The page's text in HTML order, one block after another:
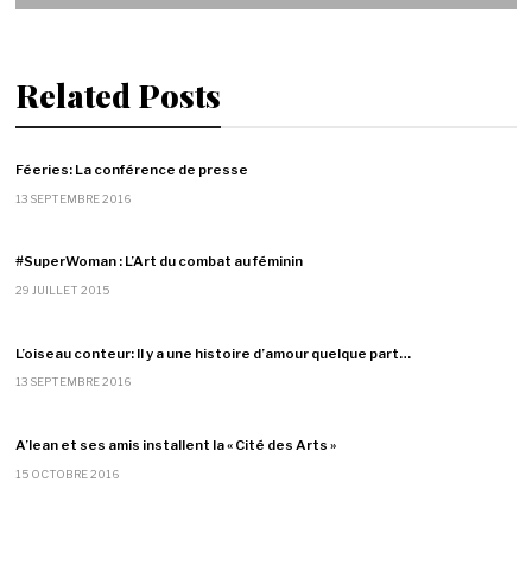
Related Posts
Féeries: La conférence de presse
13 SEPTEMBRE 2016
#SuperWoman : L’Art du combat au féminin
29 JUILLET 2015
L’oiseau conteur: Il y a une histoire d’amour quelque part…
13 SEPTEMBRE 2016
A’lean et ses amis installent la « Cité des Arts »
15 OCTOBRE 2016